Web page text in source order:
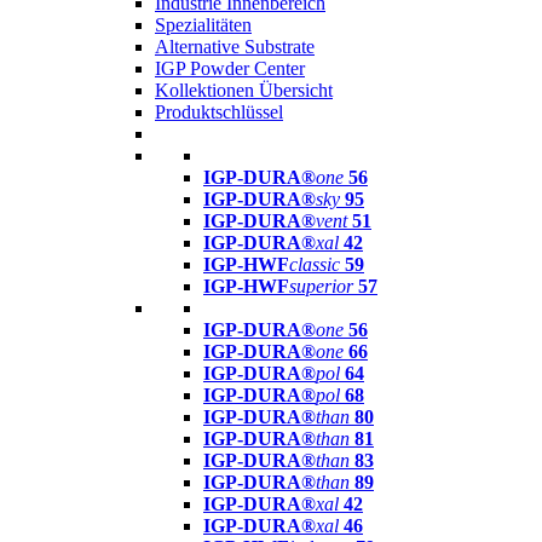
Spezialitäten
Alternative Substrate
IGP Powder Center
Kollektionen Übersicht
Produktschlüssel
IGP-DURA®one 56
IGP-DURA®sky 95
IGP-DURA®vent 51
IGP-DURA®xal 42
IGP-HWFclassic 59
IGP-HWFsuperior 57
IGP-DURA®one 56
IGP-DURA®one 66
IGP-DURA®pol 64
IGP-DURA®pol 68
IGP-DURA®than 80
IGP-DURA®than 81
IGP-DURA®than 83
IGP-DURA®than 89
IGP-DURA®xal 42
IGP-DURA®xal 46